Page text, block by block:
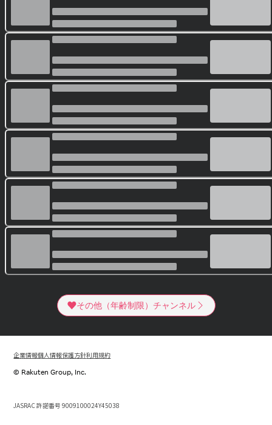
その他（年齢制限）チャンネル
企業情報個人情報保護方針利用規約
© Rakuten Group, Inc.
JASRAC 許諾番号 9009100024Y45038